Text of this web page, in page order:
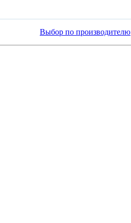
Выбор по производителю